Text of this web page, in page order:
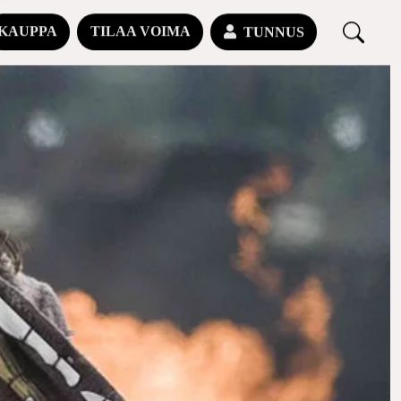
TILAA VOIMA TUNNUS